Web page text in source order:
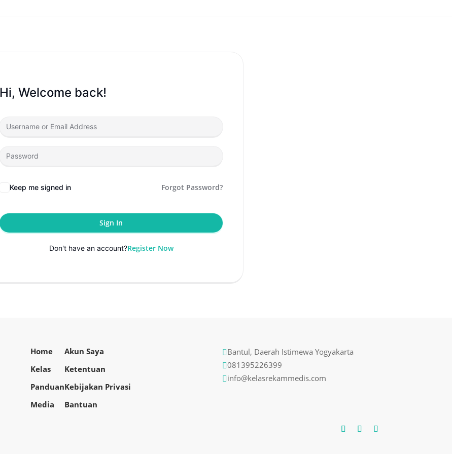
Hi, Welcome back!
Keep me signed in Forgot Password?
Sign In
Don't have an account?Register Now
Home
Kelas
Panduan
Media
Akun Saya
Ketentuan
Kebijakan Privasi
Bantuan
Bantul, Daerah Istimewa Yogyakarta
081395226399
info@kelasrekammedis.com